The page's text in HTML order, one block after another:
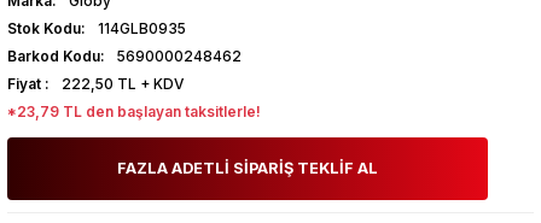
Stok Kodu
114GLB0935
Barkod Kodu
5690000248462
Fiyat
222,50 TL + KDV
*23,79 TL den başlayan taksitlerle!
FAZLA ADETLİ SİPARİŞ TEKLİF AL